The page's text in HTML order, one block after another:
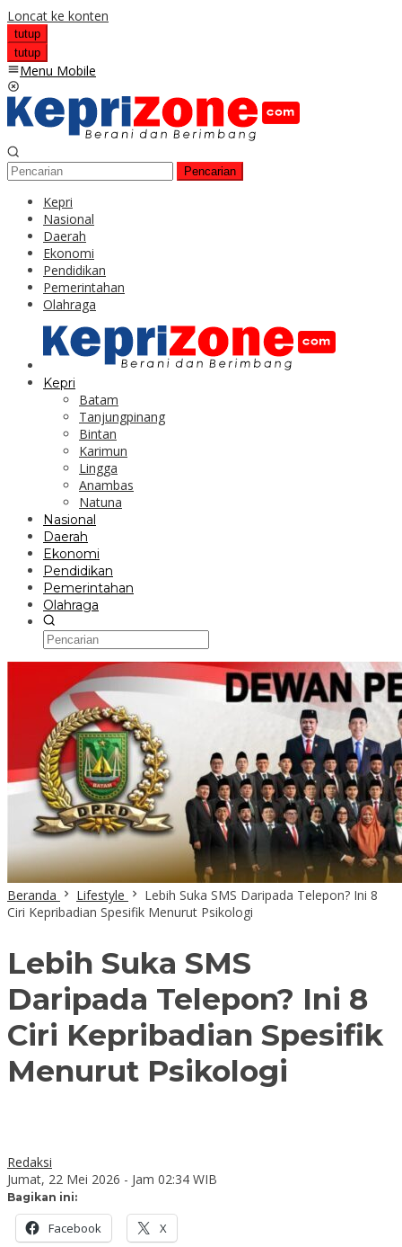
Loncat ke konten
tutup
tutup
Menu Mobile
Pencarian
Kepri
Nasional
Daerah
Ekonomi
Pendidikan
Pemerintahan
Olahraga
Kepri
Batam
Tanjungpinang
Bintan
Karimun
Lingga
Anambas
Natuna
Nasional
Daerah
Ekonomi
Pendidikan
Pemerintahan
Olahraga
Beranda Lifestyle
Lebih Suka SMS Daripada Telepon? Ini 8
Ciri Kepribadian Spesifik Menurut Psikologi
Lebih Suka SMS
Daripada Telepon? Ini 8
Ciri Kepribadian Spesifik
Menurut Psikologi
Redaksi
Jumat, 22 Mei 2026 - Jam 02:34 WIB
Bagikan ini:
Facebook X